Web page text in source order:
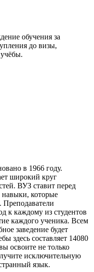
обучения за
до визы,
в 1966 году.
широкий круг
ВУЗ ставит перед
навыки, которые
к каждому из студентов
каждого ученика. Всем
заведение будет
здесь составляет 14080
освоите не только
исключительную
язык.